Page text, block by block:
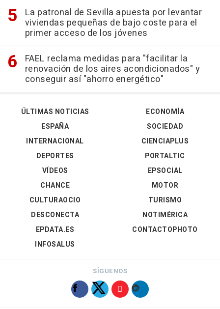
La patronal de Sevilla apuesta por levantar
viviendas pequeñas de bajo coste para el
primer acceso de los jóvenes
FAEL reclama medidas para "facilitar la
renovación de los aires acondicionados" y
conseguir así "ahorro energético"
ÚLTIMAS NOTICIAS
ESPAÑA
INTERNACIONAL
DEPORTES
VÍDEOS
ECONOMÍA
SOCIEDAD
CIENCIAPLUS
PORTALTIC
EPSOCIAL
CHANCE
CULTURAOCIO
DESCONECTA
EPDATA.ES
INFOSALUS
MOTOR
TURISMO
NOTIMÉRICA
CONTACTOPHOTO
SÍGUENOS